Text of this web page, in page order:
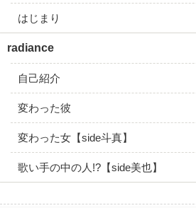
はじまり
radiance
自己紹介
変わった彼
変わった女【side斗真】
歌い手の中の人!?【side美也】